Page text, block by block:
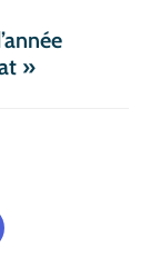
»